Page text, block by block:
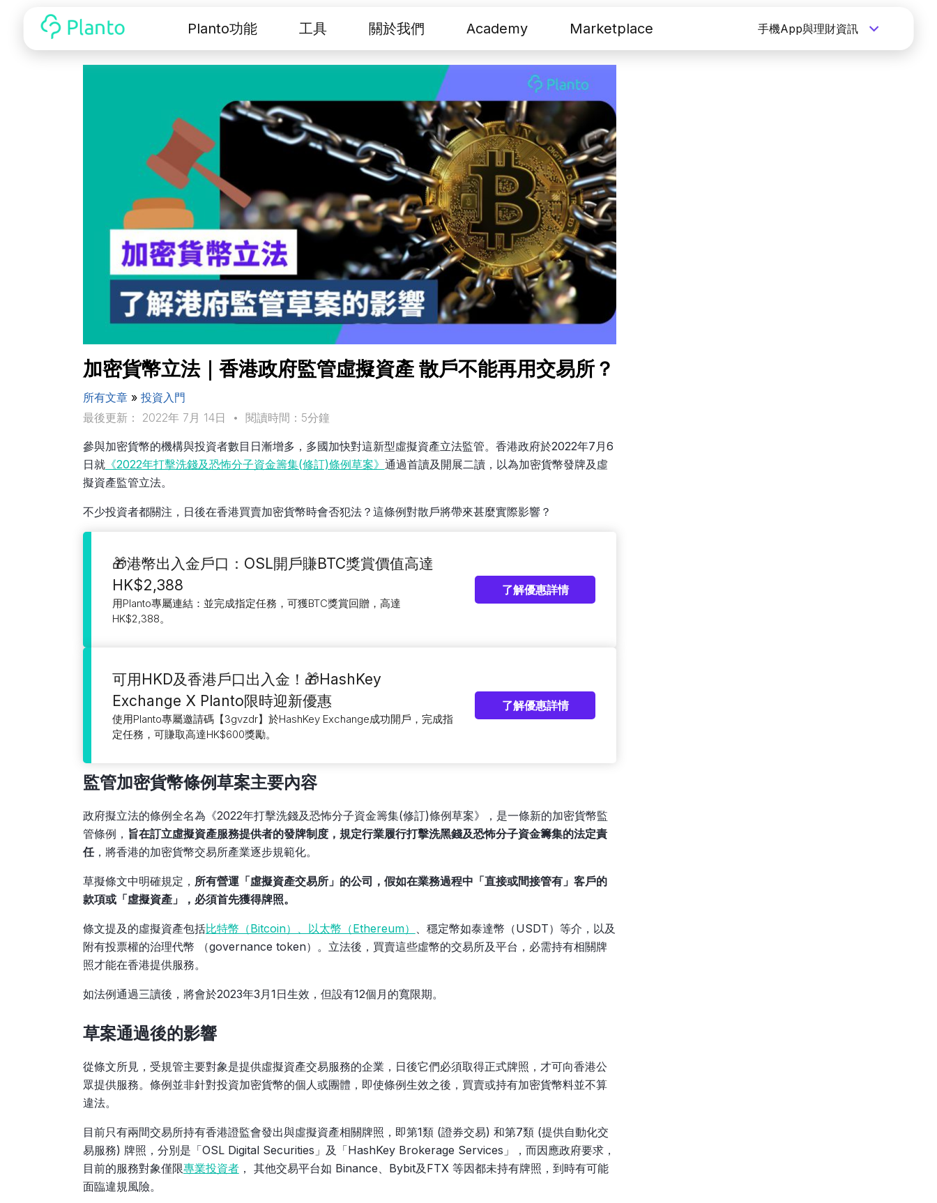
Planto功能 工具 關於我們 Academy Marketplace 手機App與理財資訊
加密貨幣立法｜香港政府監管虛擬資產 散戶不能再用交易所？
所有文章» 投資入門
最後更新： 2022年 7月 14日
• 閱讀時間：5分鐘
參與加密貨幣的機構與投資者數目日漸增多，多國加快對這新型虛擬資產立法監管。香港政府於2022年7月6
日就《2022年打擊洗錢及恐怖分子資金籌集(修訂)條例草案》 通過首讀及開展二讀，以為加密貨幣發牌及虛
擬資產監管立法。
不少投資者都關注，日後在香港買賣加密貨幣時會否犯法？這條例對散戶將帶來甚麼實際影響？
🎁港幣出入金戶口：OSL開戶賺BTC獎賞價值高達
HK$2,388
用Planto專屬連結：並完成指定任務，可獲BTC獎賞回贈，高達
HK$2,388。
了解優惠詳情
可用HKD及香港戶口出入金！🎁HashKey
Exchange X Planto限時迎新優惠
使用Planto專屬邀請碼【3gvzdr】於HashKey Exchange成功開戶，完成指
定任務，可賺取高達HK$600獎勵。
了解優惠詳情
監管加密貨幣條例草案主要內容
政府擬立法的條例全名為《2022年打擊洗錢及恐怖分子資金籌集(修訂)條例草案》，是一條新的加密貨幣監
管條例， 旨在訂立虛擬資產服務提供者的發牌制度，規定行業履行打擊洗黑錢及恐怖分子資金籌集的法定責
任，將香港的加密貨幣交易所產業逐步規範化。
草擬條文中明確規定， 所有營運「虛擬資產交易所」的公司，假如在業務過程中「直接或間接管有」客戶的
款項或「虛擬資產」，必須首先獲得牌照。
條文提及的虛擬資產包括比特幣（Bitcoin）、以太幣（Ethereum） 、穩定幣如泰達幣（USDT）等介，以及
附有投票權的治理代幣 （governance token）。立法後，買賣這些虛幣的交易所及平台，必需持有相關牌
照才能在香港提供服務。
如法例通過三讀後，將會於2023年3月1日生效，但設有12個月的寬限期。
草案通過後的影響
從條文所見，受規管主要對象是提供虛擬資產交易服務的企業，日後它們必須取得正式牌照，才可向香港公
眾提供服務。條例並非針對投資加密貨幣的個人或團體，即使條例生效之後，買賣或持有加密貨幣料並不算
違法。
目前只有兩間交易所持有香港證監會發出與虛擬資產相關牌照，即第1類 (證券交易) 和第7類 (提供自動化交
易服務) 牌照，分別是「OSL Digital Securities」及「HashKey Brokerage Services」，而因應政府要求，
目前的服務對象僅限專業投資者， 其他交易平台如 Binance、Bybit及FTX 等因都未持有牌照，到時有可能
面臨違規風險。